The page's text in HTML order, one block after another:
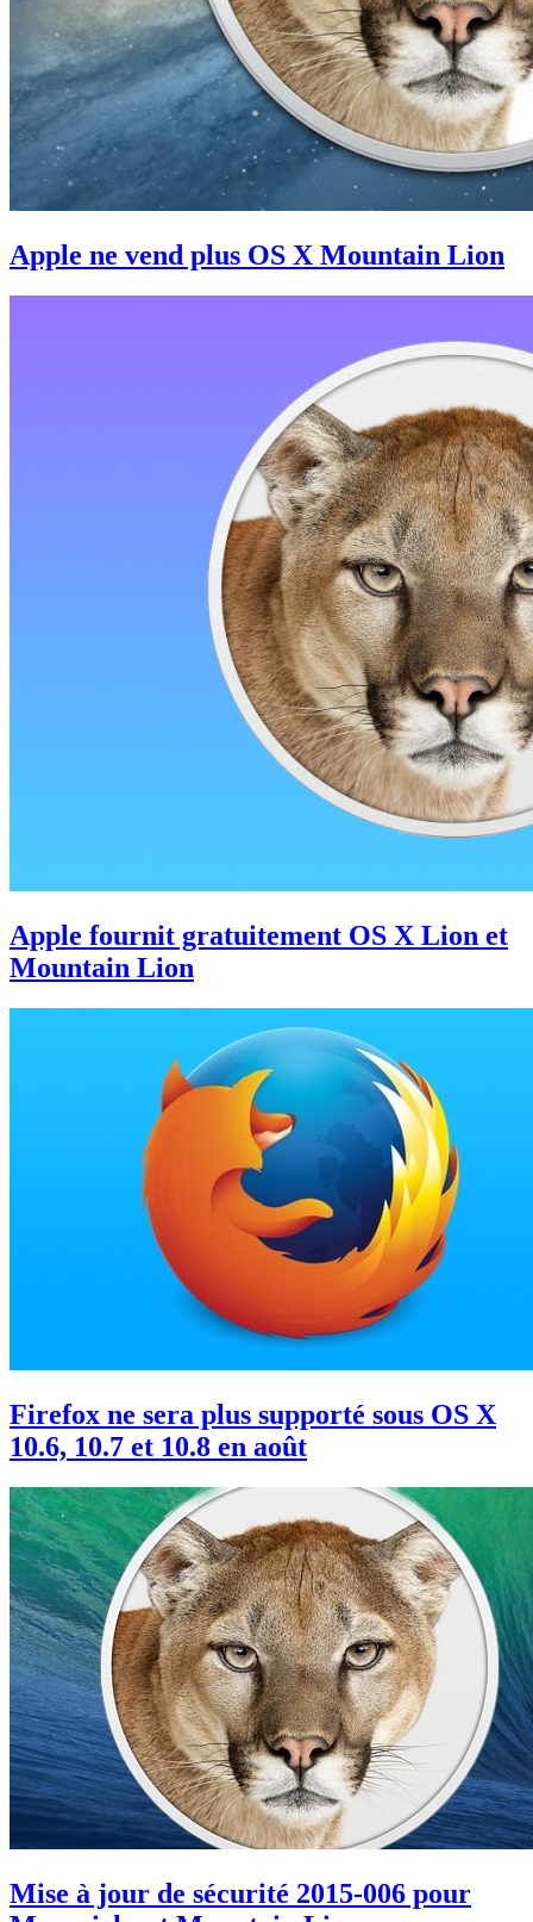
Apple ne vend plus OS X Mountain Lion
Apple fournit gratuitement OS X Lion et
Mountain Lion
Firefox ne sera plus supporté sous OS X
10.6, 10.7 et 10.8 en août
Mise à jour de sécurité 2015-006 pour